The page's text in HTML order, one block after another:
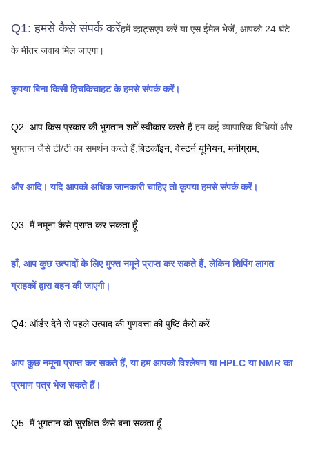
Q1: हमसे कैसे संपर्क करेंहमें व्हाट्सएप करें या एस ईमेल भेजें, आपको 24 घंटे
के भीतर जवाब मिल जाएगा।
कृपया बिना किसी हिचकिचाहट के हमसे संपर्क करें।
Q2: आप किस प्रकार की भुगतान शर्तें स्वीकार करते हैं हम कई व्यापारिक विधियों और
भुगतान जैसे टी/टी का समर्थन करते हैं,बिटकॉइन, वेस्टर्न यूनियन, मनीग्राम,
और आदि। यदि आपको अधिक जानकारी चाहिए तो कृपया हमसे संपर्क करें।
Q3: मैं नमूना कैसे प्राप्त कर सकता हूँ
हाँ, आप कुछ उत्पादों के लिए मुफ्त नमूने प्राप्त कर सकते हैं, लेकिन शिपिंग लागत
ग्राहकों द्वारा वहन की जाएगी।
Q4: ऑर्डर देने से पहले उत्पाद की गुणवत्ता की पुष्टि कैसे करें
आप कुछ नमूना प्राप्त कर सकते हैं, या हम आपको विश्लेषण या HPLC या NMR का
प्रमाण पत्र भेज सकते हैं।
Q5: मैं भुगतान को सुरक्षित कैसे बना सकता हूँ